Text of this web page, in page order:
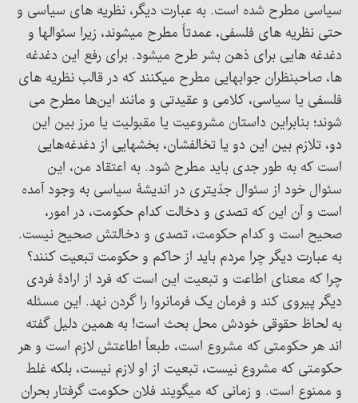
سیاسی مطرح شده است. به عبارت دیگر، نظریه های سیاسی و
حتی نظریه های فلسفی، عمدتاً مطرح میشوند، زیرا سئوالها و
دغدغه هایی برای ذهن بشر طرح میشود. برای رفع این دغدغه
ها، صاحبنظران جوابهایی مطرح میکنند که در قالب نظریه های
فلسفی یا سیاسی، کلامی و عقیدتی و مانند این‌ها مطرح می
شوند؛ بنابراین داستان مشروعیت یا مقبولیت یا مرز بین این
دو، تلازم بین این دو یا تخالفشان، بخشهایی از دغدغه‌هایی
است که به طور جدی باید مطرح شود. به اعتقاد من، این
سئوال خود از سئوال جدّیتری در اندیشۀ سیاسی به وجود آمده
است و آن این که تصدی و دخالت کدام حکومت، در امور،
صحیح است و کدام حکومت، تصدی و دخالتش صحیح نیست.
به عبارت دیگر چرا مردم باید از حاکم و حکومت تبعیت کنند؟
چرا که معنای اطاعت و تبعیت این است که فرد از ارادۀ فردی
دیگر پیروی کند و فرمان یک فرمانروا را گردن نهد. این مسئله
به لحاظ حقوقی خودش محل بحث است! به همین دلیل گفته
اند هر حکومتی که مشروع است، طبعاً اطاعتش لازم است و هر
حکومتی که مشروع نیست، تبعیت از او لازم نیست، بلکه غلط
و ممنوع است. و زمانی که میگویند فلان حکومت گرفتار بحران